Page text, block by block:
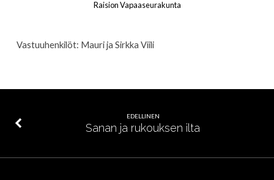
Raision Vapaaseurakunta
Vastuuhenkilöt: Mauri ja Sirkka Viili
EDELLINEN
Sanan ja rukouksen ilta